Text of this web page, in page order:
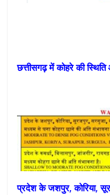
छत्तीसगढ़ में कोहरे की
प्रदेश के जशपुर, कोरिया,